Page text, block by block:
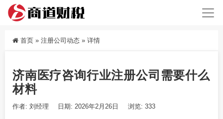
首页 » 注册公司动态 » 详情
济南医疗咨询行业注册公司需要什么
材料
作者: 刘经理 日期: 2026年2月26日 浏览: 333